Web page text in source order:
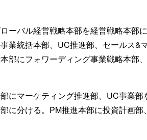
ーバル経営戦略本部を経営戦略本部
業統括本部、UC推進部、セールス&
部にフォワーディング事業戦略本部
にマーケティング推進部、UC事業
に分ける。PM推進本部に投資計画